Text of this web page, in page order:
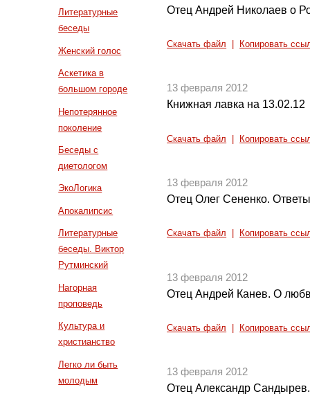
Литературные
беседы
Женский голос
Аскетика в
большом городе
Непотерянное
поколение
Беседы с
диетологом
ЭкоЛогика
Апокалипсис
Литературные
беседы. Виктор
Рутминский
Нагорная
проповедь
Культура и
христианство
Легко ли быть
молодым
Отец Андрей Николаев о
Скачать файл Копировать
13 февраля 2012
Книжная лавка на 13.02.12
Скачать файл Копировать
13 февраля 2012
Отец Олег Сененко.
Скачать файл Копировать
13 февраля 2012
Отец Андрей Канев. О
Скачать файл Копировать
13 февраля 2012
Отец Александр